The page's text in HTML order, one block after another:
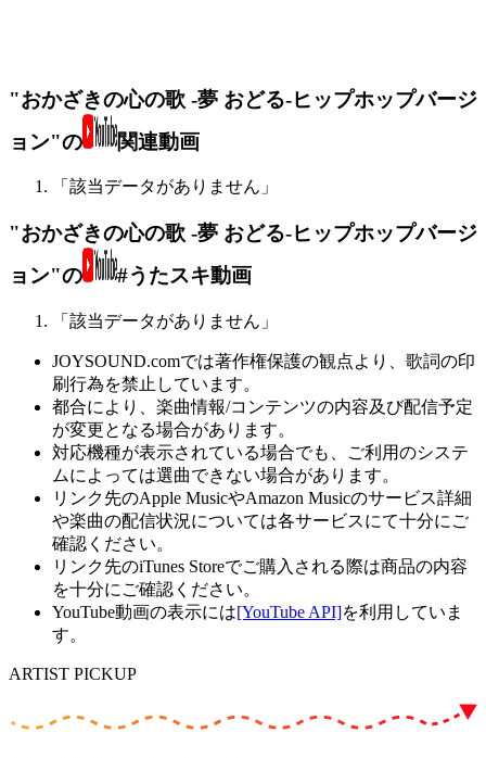
"おかざきの心の歌 -夢 おどる-ヒップホップバージ
ョン"の
関連動画
「該当データがありません」
"おかざきの心の歌 -夢 おどる-ヒップホップバージ
ョン"の
#うたスキ動画
「該当データがありません」
JOYSOUND.comでは著作権保護の観点より、歌詞の印
刷行為を禁止しています。
都合により、楽曲情報/コンテンツの内容及び配信予定
が変更となる場合があります。
対応機種が表示されている場合でも、ご利用のシステ
ムによっては選曲できない場合があります。
リンク先のApple MusicやAmazon Musicのサービス詳細
や楽曲の配信状況については各サービスにて十分にご
確認ください。
リンク先のiTunes Storeでご購入される際は商品の内容
を十分にご確認ください。
YouTube動画の表示には[YouTube API]を利用していま
す。
ARTIST PICKUP